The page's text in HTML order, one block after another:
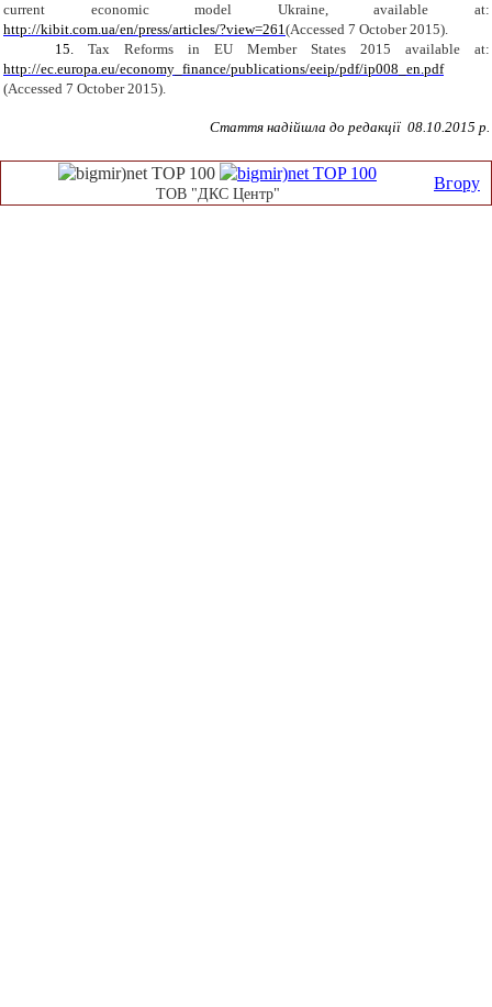
current economic
model Ukraine, availableat:
http://kibit.com.ua/en/press/articles/?view=261(Accessed 7 October2015).
15.
Tax Reforms in EU Member States 2015available at:
http://ec.europa.eu/economy_finance/publications/eeip/pdf/ip008_en.pdf
(Accessed 7 October 2015).
Стаття надійшла до редакції 08.10.2015 р.
Вгору
ТОВ "ДКС Центр"